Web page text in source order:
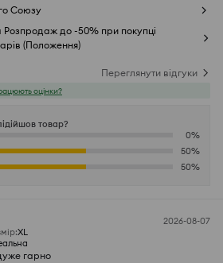
Союзу
Розпродаж до -50% при покупці
(Положення)
Переглянути відгуки
оцінки?
товар?
0%
50%
50%
2026-08-07
:XL
гарно